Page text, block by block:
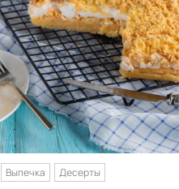
Выпечка Десерты